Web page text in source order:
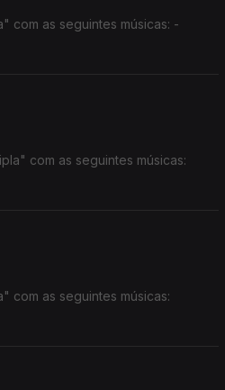
com as seguintes músicas: -
com as seguintes músicas:
com as seguintes músicas: